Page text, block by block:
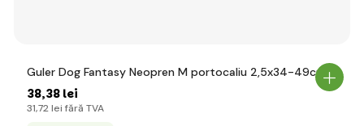
Guler Dog Fantasy Neopren M portocaliu 2,5x34-49cm
38,38 lei
31,72 lei fără TVA